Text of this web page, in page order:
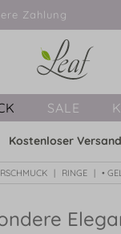
Zahlung
SALE
Kostenloser Versand
RINGE •